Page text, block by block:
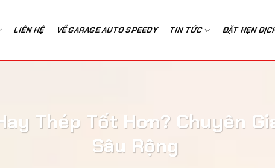
LIÊN HỆ VỀ GARAGE AUTO SPEEDY TIN TỨC ĐẶT HẸN
Thép Tốt Hơn? Chuyên
Sâu Rộng